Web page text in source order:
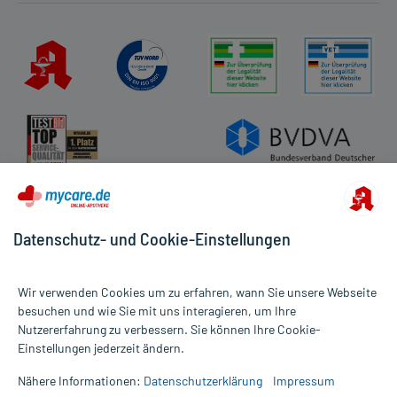
Alle Preise gelten inkl. MwSt., ggf. zzgl. Versandkosten
Informationen auf dieser Website werden ausschließlich für
die Untersuchung und Behandlung durch einen Arzt. Bitte
Datenschutz- und Cookie-Einstellungen
Wir verwenden Cookies um zu erfahren, wann Sie unsere Webseite
besuchen und wie Sie mit uns interagieren, um Ihre
Nutzererfahrung zu verbessern. Sie können Ihre Cookie-
Einstellungen jederzeit ändern.
Nähere Informationen: Datenschutzerklärung Impressum